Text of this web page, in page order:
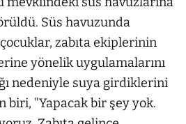
Süs havuzunda
zabıta ekiplerinin
yönelik uygulamalarını
nedeniyle suya girdiklerini
biri, "Yapacak bir şey yok.